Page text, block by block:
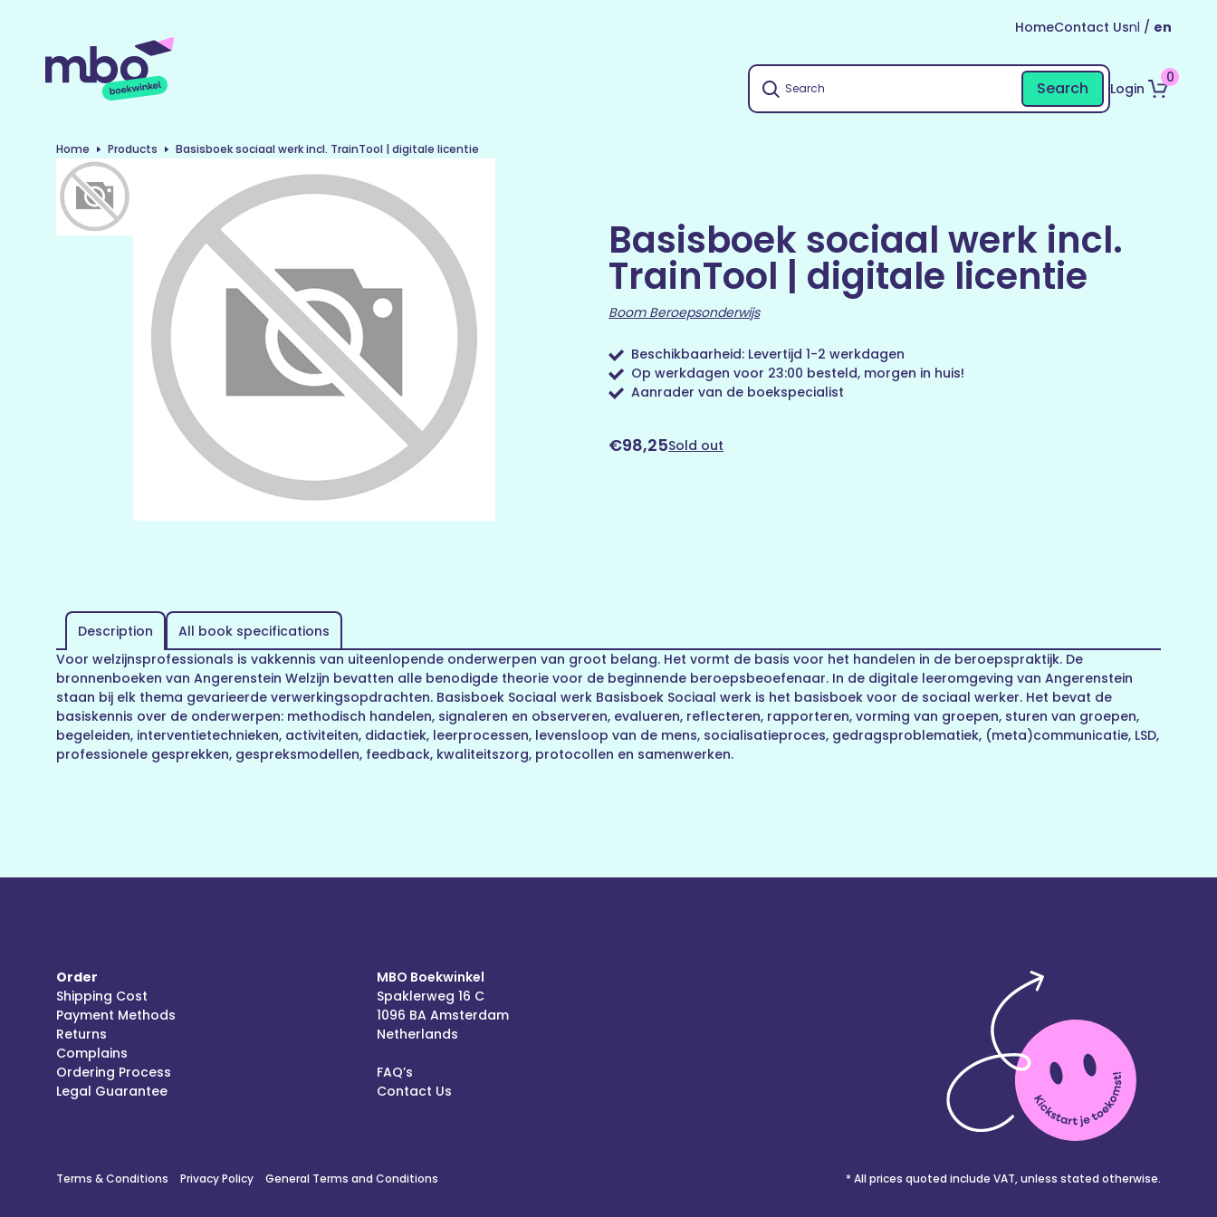
HomeContact Usnl / en
Search Login
0
Home Products Basisboek sociaal werk incl. TrainTool | digitale licentie
Basisboek sociaal werk incl.
TrainTool | digitale licentie
Boom Beroepsonderwijs
Beschikbaarheid: Levertijd 1-2 werkdagen
Op werkdagen voor 23:00 besteld, morgen in huis!
Aanrader van de boekspecialist
€98,25Sold out
Description
All book specifications
Voor welzijnsprofessionals is vakkennis van uiteenlopende onderwerpen van groot belang. Het vormt de basis voor het handelen in de beroepspraktijk. De
bronnenboeken van Angerenstein Welzijn bevatten alle benodigde theorie voor de beginnende beroepsbeoefenaar. In de digitale leeromgeving van Angerenstein
staan bij elk thema gevarieerde verwerkingsopdrachten. Basisboek Sociaal werk Basisboek Sociaal werk is het basisboek voor de sociaal werker. Het bevat de
basiskennis over de onderwerpen: methodisch handelen, signaleren en observeren, evalueren, reflecteren, rapporteren, vorming van groepen, sturen van groepen,
begeleiden, interventietechnieken, activiteiten, didactiek, leerprocessen, levensloop van de mens, socialisatieproces, gedragsproblematiek, (meta)communicatie, LSD,
professionele gesprekken, gespreksmodellen, feedback, kwaliteitszorg, protocollen en samenwerken.
Order
Shipping Cost
Payment Methods
Returns
Complains
Ordering Process
Legal Guarantee
MBO Boekwinkel
Spaklerweg 16 C
1096 BA Amsterdam
Netherlands
FAQ’s
Contact Us
Terms & Conditions Privacy Policy General Terms and Conditions * All prices quoted include VAT, unless stated otherwise.